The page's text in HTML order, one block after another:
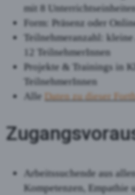
mit 8
Form: Präsenz oder
Teilnehmeranzahl:
12 TeilnehmerInnen
Projekte & Trainings in
TeilnehmerInnen
Alle Daten zu dieser
Arbeitssuchende aus
Kompetenzen, Empathie